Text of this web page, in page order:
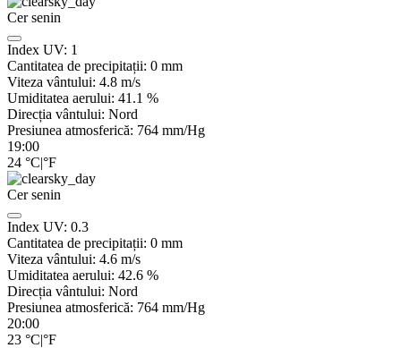
Cer senin
Index UV: 1
Cantitatea de precipitații: 0 mm
Viteza vântului: 4.8 m/s
Umiditatea aerului: 41.1 %
Direcția vântului: Nord
Presiunea atmosferică: 764 mm/Hg
19:00
24 °C|°F
Cer senin
Index UV: 0.3
Cantitatea de precipitații: 0 mm
Viteza vântului: 4.6 m/s
Umiditatea aerului: 42.6 %
Direcția vântului: Nord
Presiunea atmosferică: 764 mm/Hg
20:00
23 °C|°F